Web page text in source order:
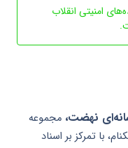
امنیتی انقلاب
نهضت، مجموعه
با تمرکز بر اسناد